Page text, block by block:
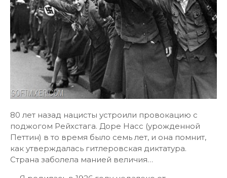
80 лет назад нацисты устроили провокацию с
поджогом Рейхстага. Доре Насс (урожденной
Петтин) в то время было семь лет, и она помнит,
как утверждалась гитлеровская диктатура.
Страна заболела манией величия…